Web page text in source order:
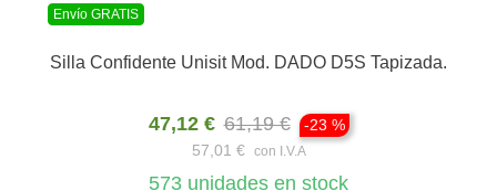
Envío GRATIS
Silla Confidente Unisit Mod. DADO D5S Tapizada.
47,12 € 61,19 €
-23 %
57,01 €
con I.V.A
573 unidades en stock